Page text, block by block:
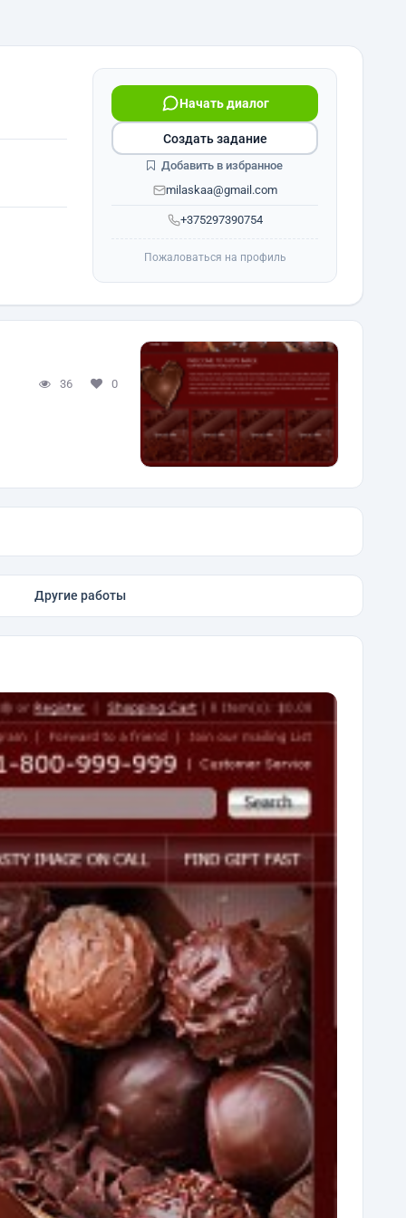
+375297390754
Начать диалог
milaskaa@gmail.com
Создать задание
Добавить в избранное
Пожаловаться на профиль
36 0
Другие работы